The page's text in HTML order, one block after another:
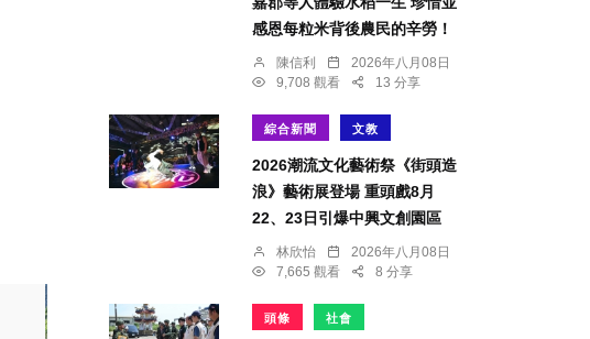
感恩每粒米背後農民的辛勞！
陳信利
2026年八月08日
9,708 觀看
13 分享
綜合新聞 文教
2026潮流文化藝術祭《街頭造
浪》藝術展登場 重頭戲8月
22、23日引爆中興文創園區
林欣怡
2026年八月08日
7,665 觀看
8 分享
頭條 社會